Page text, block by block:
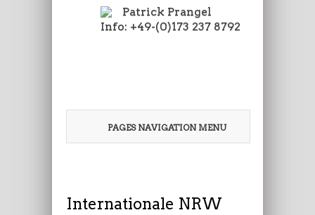
Patrick Prangel
Info: +49-(0)173 237 8792
PAGES NAVIGATION MENU
Internationale NRW